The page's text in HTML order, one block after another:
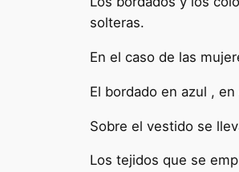
solteras.
En el caso de las
El bordado en azul ,
Sobre el vestido se
Los tejidos que se